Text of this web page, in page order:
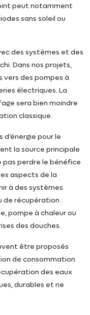
peut notamment
sans soleil ou
des systèmes et des
Dans nos projets,
vers des pompes à
électriques. La
sera bien moindre
classique.
pour le
la source principale
pas perdre le bénéfice
aspects de la
à des systèmes
de récupération :
pompe à chaleur ou
des douches.
être proposés
de consommation
des eaux
durables et ne